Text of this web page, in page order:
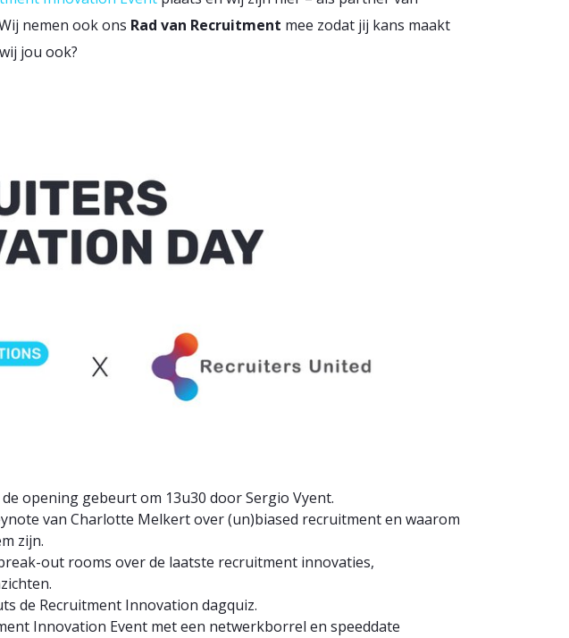
nemen ook ons Rad van Recruitment mee zodat jij kans maakt
jou ook?
opening gebeurt om 13u30 door Sergio Vyent.
van Charlotte Melkert over (un)biased recruitment en waarom
zijn.
out rooms over de laatste recruitment innovaties,
de Recruitment Innovation dagquiz.
Innovation Event met een netwerkborrel en speeddate